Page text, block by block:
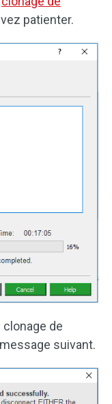
patienter.
de
suivant.